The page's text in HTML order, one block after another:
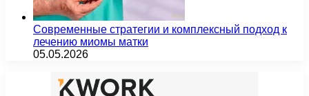
Современные стратегии и комплексный подход к
лечению миомы матки
05.05.2026